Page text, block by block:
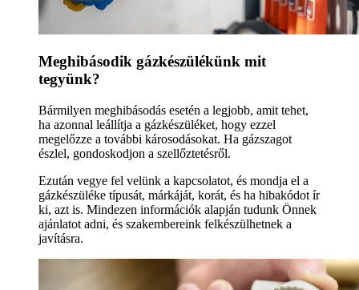
Meghibásodik gázkészülékünk mit
tegyünk?
Bármilyen meghibásodás esetén a legjobb, amit tehet,
ha azonnal leállítja a gázkészüléket, hogy ezzel
megelőzze a további károsodásokat. Ha gázszagot
észlel, gondoskodjon a szellőztetésről.
Ezután vegye fel velünk a kapcsolatot, és mondja el a
gázkészüléke típusát, márkáját, korát, és ha hibakódot ír
ki, azt is. Mindezen információk alapján tudunk Önnek
ajánlatot adni, és szakembereink felkészülhetnek a
javításra.